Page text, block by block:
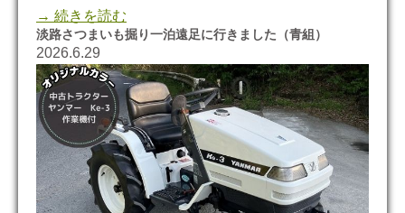
→ 続きを読む
淡路さつまいも掘り一泊遠足に行きました（青組）
2026.6.29